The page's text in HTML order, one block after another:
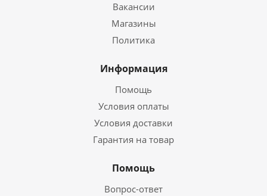
Вакансии
Магазины
Политика
Информация
Помощь
Условия оплаты
Условия доставки
Гарантия на товар
Помощь
Вопрос-ответ